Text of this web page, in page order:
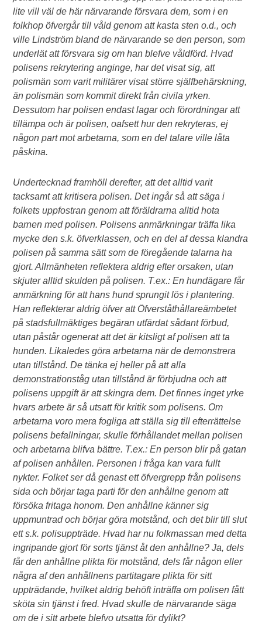
lite vill väl de här närvarande försvara dem, som i en
folkhop öfvergår till våld genom att kasta sten o.d., och
ville Lindström bland de närvarande se den person, som
underlät att försvara sig om han blefve våldförd. Hvad
polisens rekrytering anginge, har det visat sig, att
polismän som varit militärer visat större själfbehärskning,
än polismän som kommit direkt från civila yrken.
Dessutom har polisen endast lagar och förordningar att
tillämpa och är polisen, oafsett hur den rekryteras, ej
någon part mot arbetarna, som en del talare ville låta
påskina.
Undertecknad framhöll derefter, att det alltid varit
tacksamt att kritisera polisen. Det ingår så att säga i
folkets uppfostran genom att föräldrarna alltid hota
barnen med polisen. Polisens anmärkningar träffa lika
mycke den s.k. öfverklassen, och en del af dessa klandra
polisen på samma sätt som de föregående talarna ha
gjort. Allmänheten reflektera aldrig efter orsaken, utan
skjuter alltid skulden på polisen. T.ex.: En hundägare får
anmärkning för att hans hund sprungit lös i plantering.
Han reflekterar aldrig öfver att Öfverståthållareämbetet
på stadsfullmäktiges begäran utfärdat sådant förbud,
utan påstår ogenerat att det är kitsligt af polisen att ta
hunden. Likaledes göra arbetarna när de demonstrera
utan tillstånd. De tänka ej heller på att alla
demonstrationståg utan tillstånd är förbjudna och att
polisens uppgift är att skingra dem. Det finnes inget yrke
hvars arbete är så utsatt för kritik som polisens. Om
arbetarna voro mera fogliga att ställa sig till efterrättelse
polisens befallningar, skulle förhållandet mellan polisen
och arbetarna blifva bättre. T.ex.: En person blir på gatan
af polisen anhållen. Personen i fråga kan vara fullt
nykter. Folket ser då genast ett öfvergrepp från polisens
sida och börjar taga parti för den anhållne genom att
försöka fritaga honom. Den anhållne känner sig
uppmuntrad och börjar göra motstånd, och det blir till slut
ett s.k. polisuppträde. Hvad har nu folkmassan med detta
ingripande gjort för sorts tjänst åt den anhållne? Ja, dels
får den anhållne plikta för motstånd, dels får någon eller
några af den anhållnens partitagare plikta för sitt
uppträdande, hvilket aldrig behöft inträffa om polisen fått
sköta sin tjänst i fred. Hvad skulle de närvarande säga
om de i sitt arbete blefvo utsatta för dylikt?